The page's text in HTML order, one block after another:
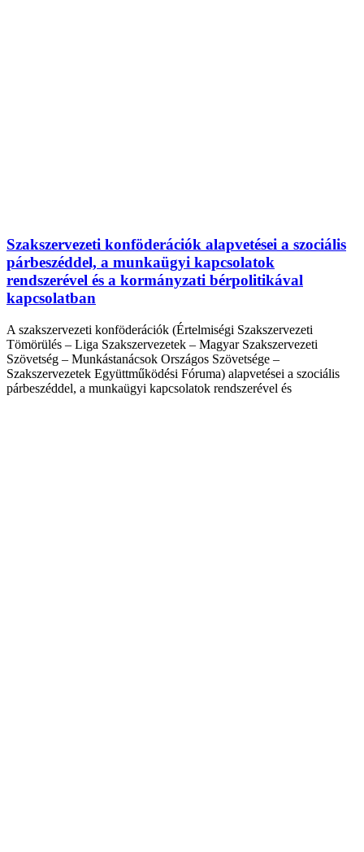
Szakszervezeti konföderációk alapvetései a szociális
párbeszéddel, a munkaügyi kapcsolatok
rendszerével és a kormányzati bérpolitikával
kapcsolatban
A szakszervezeti konföderációk (Értelmiségi Szakszervezeti
Tömörülés – Liga Szakszervezetek – Magyar Szakszervezeti
Szövetség – Munkástanácsok Országos Szövetsége –
Szakszervezetek Együttműködési Fóruma) alapvetései a szociális
párbeszéddel, a munkaügyi kapcsolatok rendszerével és